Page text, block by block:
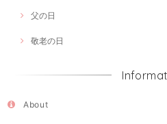
父の日
敬老の日
About